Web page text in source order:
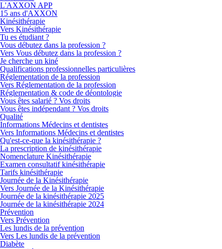
L'AXXON APP
15 ans d'AXXON
Kinésithérapie
Vers Kinésithérapie
Tu es étudiant ?
Vous débutez dans la profession ?
Vers Vous débutez dans la profession ?
Je cherche un kiné
Qualifications professionnelles particulières
Réglementation de la profession
Vers Réglementation de la profession
Réglementation & code de déontologie
Vous êtes salarié ? Vos droits
Vous êtes indépendant ? Vos droits
Qualité
Informations Médecins et dentistes
Vers Informations Médecins et dentistes
Qu'est-ce-que la kinésithérapie ?
La prescription de kinésithérapie
Nomenclature Kinésithérapie
Examen consultatif kinésithérapie
Tarifs kinésithérapie
Journée de la Kinésithérapie
Vers Journée de la Kinésithérapie
Journée de la kinésithérapie 2025
Journée de la kinésithérapie 2024
Prévention
Vers Prévention
Les lundis de la prévention
Vers Les lundis de la prévention
Diabète